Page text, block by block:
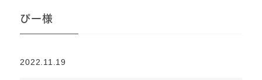
ぴー様
2022.11.19